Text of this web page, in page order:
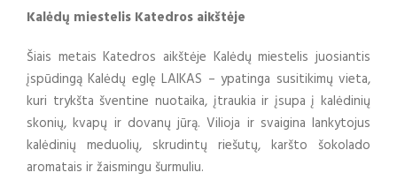
Kalėdų miestelis Katedros aikštėje
Šiais metais Katedros aikštėje Kalėdų miestelis juosiantis
įspūdingą Kalėdų eglę LAIKAS – ypatinga susitikimų vieta,
kuri trykšta šventine nuotaika, įtraukia ir įsupa į kalėdinių
skonių, kvapų ir dovanų jūrą. Vilioja ir svaigina lankytojus
kalėdinių meduolių, skrudintų riešutų, karšto šokolado
aromatais ir žaismingu šurmuliu.